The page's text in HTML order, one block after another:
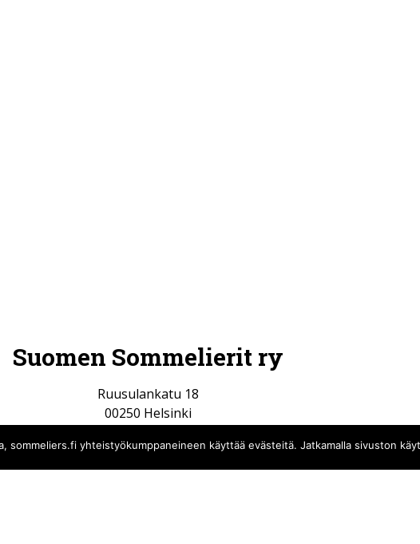
Suomen Sommelierit ry
Ruusulankatu 18
00250 Helsinki
Tietosuojaseloste
sommeliers.fi yhteistyökumppaneineen käyttää evästeitä. Jatkamalla sivuston